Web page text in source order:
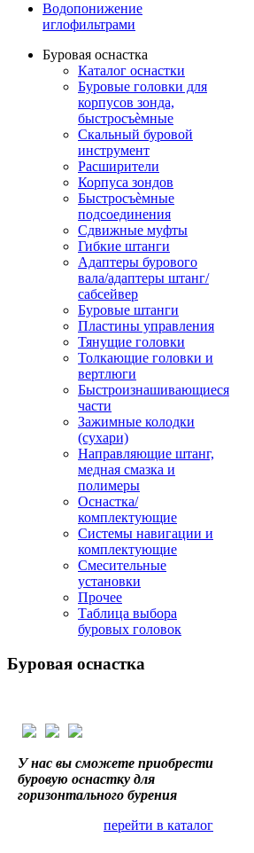
Водопонижение
иглофильтрами
Буровая оснастка
Каталог оснастки
Буровые головки для
корпусов зонда,
быстросъѐмные
Скальный буровой
инструмент
Расширители
Корпуса зондов
Быстросъѐмные
подсоединения
Сдвижные муфты
Гибкие штанги
Адаптеры бурового
вала/адаптеры штанг/
сабсейвер
Буровые штанги
Пластины управления
Тянущие головки
Толкающие головки и
вертлюги
Быстроизнашивающиеся
части
Зажимные колодки
(сухари)
Направляющие штанг,
медная смазка и
полимеры
Оснастка/
комплектующие
Системы навигации и
комплектующие
Смесительные
установки
Прочее
Таблица выбора
буровых головок
Буровая оснастка
У нас вы сможете приобрести
буровую оснастку для
горизонтального бурения
перейти в каталог